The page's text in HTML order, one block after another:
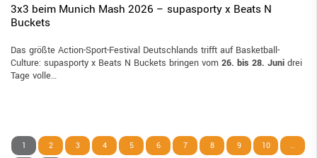
3x3 beim Munich Mash 2026 – supasporty x Beats N
Buckets
Das größte Action-Sport-Festival Deutschlands trifft auf Basketball-
Culture: supasporty x Beats N Buckets bringen vom 26. bis 28. Juni drei
Tage volle…
1 2 3 4 5 6 7 8 9 10 …